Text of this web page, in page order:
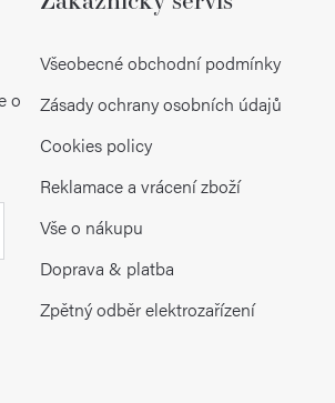
o
Všeobecné obchodní podmínky
Zásady ochrany osobních údajů
Cookies policy
Reklamace a vrácení zboží
Vše o nákupu
Doprava & platba
Zpětný odběr elektrozařízení